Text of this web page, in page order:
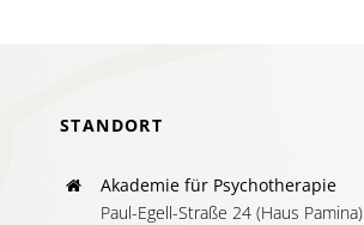
STANDORT
Akademie für Psychotherapie
Paul-Egell-Straße 24 (Haus Pamina)